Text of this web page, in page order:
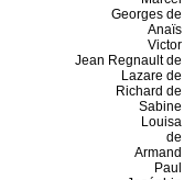
Georges de
Anaïs
Victor
Jean Regnault de
Lazare de
Richard de
Sabine
Louisa
de
Armand
Paul